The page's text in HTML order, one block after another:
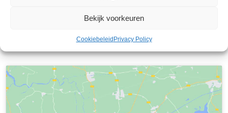
Bekijk voorkeuren
Cookiebeleid Privacy Policy